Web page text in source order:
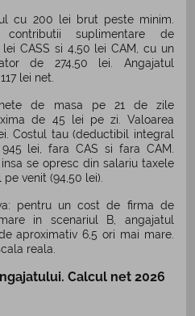
cu 200 lei brut peste minim.
suplimentare de
CASS si 4,50 lei CAM, cu un
de 274,50 lei. Angajatul
lei net.
de masa pe 21 de zile
de 45 lei pe zi. Valoarea
Costul tau (deductibil integral
lei, fara CAS si fara CAM.
se opresc din salariu taxele
venit (94,50 lei).
pentru un cost de firma de
in scenariul B, angajatul
aproximativ 6,5 ori mai mare.
reala.
Calcul net 2026